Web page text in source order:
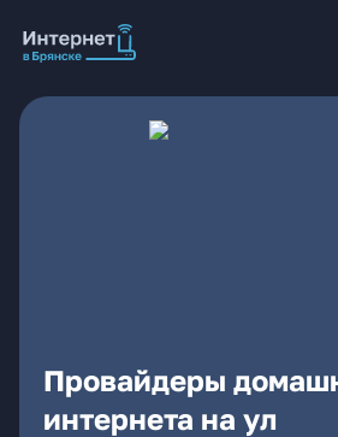
Провайдеры
интернета на ул